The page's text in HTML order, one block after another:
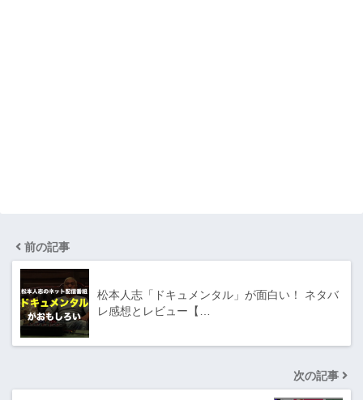
前の記事
松本人志「ドキュメンタル」が面白い！ ネタバ
レ感想とレビュー【…
次の記事